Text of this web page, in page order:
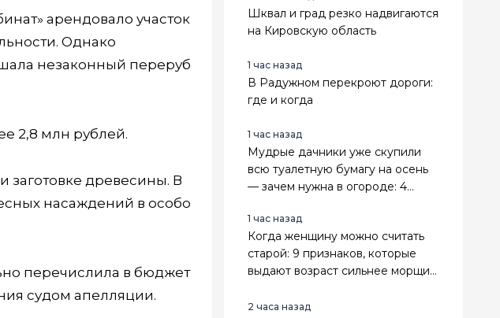
арендовало участок
Однако
незаконный переруб
2,8 млн рублей.
заготовке древесины. В
насаждений в особо
перечислила в бюджет
судом апелляции.
Шквал и град резко надвигаются
на Кировскую область
1 час назад
В Радужном перекроют дороги:
где и когда
1 час назад
Мудрые дачники уже скупили
всю туалетную бумагу на осень
— зачем нужна в огороде: 4
1 час назад
Когда женщину можно считать
старой: 9 признаков, которые
выдают возраст сильнее морщин,
2 часа назад